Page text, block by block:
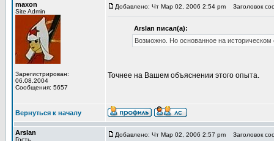
maxon
Site Admin
Зарегистрирован:
06.08.2004
Сообщения: 5657
Добавлено: Чт Мар 02, 2006 2:54 pm Заголовок
Arslan писал(а):
Возможно. Но основанное на историческом
Точнее на Вашем объяснении этого опыта.
Вернуться к началу
Arslan
Гость
Добавлено: Чт Мар 02, 2006 2:57 pm Заголовок